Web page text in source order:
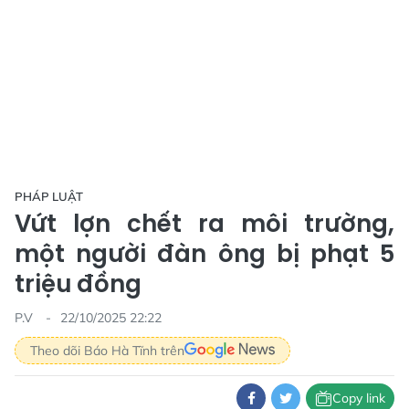
PHÁP LUẬT
Vứt lợn chết ra môi trường,
một người đàn ông bị phạt 5
triệu đồng
P.V
22/10/2025 22:22
Theo dõi Báo Hà Tĩnh trên
Copy link